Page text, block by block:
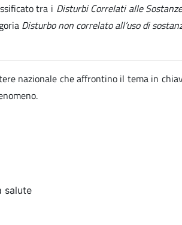
tra i Disturbi Correlati alle
Disturbo non correlato all’uso di
nazionale che affrontino il tema in
salute